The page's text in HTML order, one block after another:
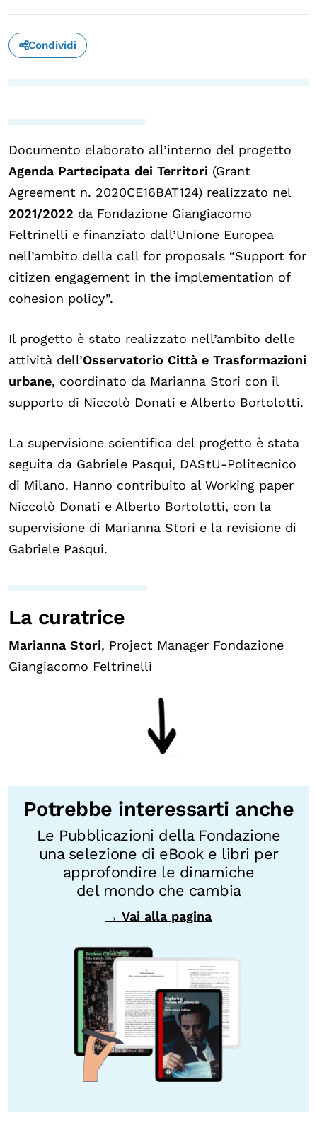
Condividi
Documento elaborato all’interno del progetto
Agenda Partecipata dei Territori (Grant
Agreement n. 2020CE16BAT124) realizzato nel
2021/2022 da Fondazione Giangiacomo
Feltrinelli e finanziato dall’Unione Europea
nell’ambito della call for proposals “Support for
citizen engagement in the implementation of
cohesion policy”.
Il progetto è stato realizzato nell’ambito delle
attività dell’Osservatorio Città e Trasformazioni
urbane, coordinato da Marianna Stori con il
supporto di Niccolò Donati e Alberto Bortolotti.
La supervisione scientifica del progetto è stata
seguita da Gabriele Pasqui, DAStU-Politecnico
di Milano. Hanno contribuito al Working paper
Niccolò Donati e Alberto Bortolotti, con la
supervisione di Marianna Stori e la revisione di
Gabriele Pasqui.
La curatrice
Marianna Stori, Project Manager Fondazione
Giangiacomo Feltrinelli
Potrebbe interessarti anche
Le Pubblicazioni della Fondazione
una selezione di eBook e libri per
approfondire le dinamiche
del mondo che cambia
→ Vai alla pagina